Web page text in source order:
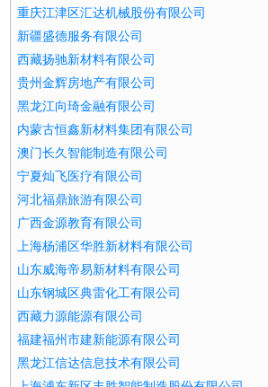
重庆江津区汇达机械股份有限公司
新疆盛德服务有限公司
西藏扬驰新材料有限公司
贵州金辉房地产有限公司
黑龙江向琦金融有限公司
内蒙古恒鑫新材料集团有限公司
澳门长久智能制造有限公司
宁夏灿飞医疗有限公司
河北福鼎旅游有限公司
广西金源教育有限公司
上海杨浦区华胜新材料有限公司
山东威海帝易新材料有限公司
山东钢城区典雷化工有限公司
西藏力源能源有限公司
福建福州市建新能源有限公司
黑龙江信达信息技术有限公司